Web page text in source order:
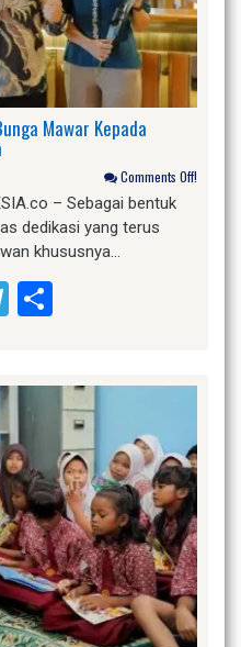
Mawar Kepada
Comments Off!
– Sebagai bentuk
dedikasi yang terus
khususnya…
Telegram